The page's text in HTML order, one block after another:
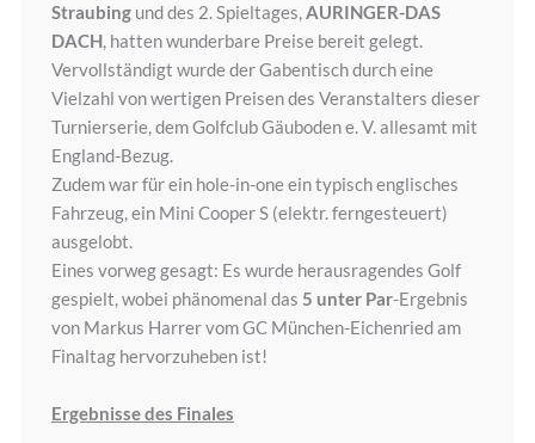
Straubingund des 2. Spieltages,AURINGER-DAS
DACH, hatten wunderbare Preise bereit gelegt.
Vervollständigt wurde der Gabentisch durch eine
Vielzahl von wertigen Preisen des Veranstalters dieser
Turnierserie, dem Golfclub Gäuboden e. V. allesamt mit
England-Bezug.
Zudem war für ein hole-in-one ein typisch englisches
Fahrzeug, ein Mini Cooper S (elektr. ferngesteuert)
ausgelobt.
Eines vorweg gesagt: Es wurde herausragendes Golf
gespielt, wobei phänomenal das 5 unter Par-Ergebnis
von Markus Harrer vom GC München-Eichenried am
Finaltag hervorzuheben ist!
Ergebnisse des Finales